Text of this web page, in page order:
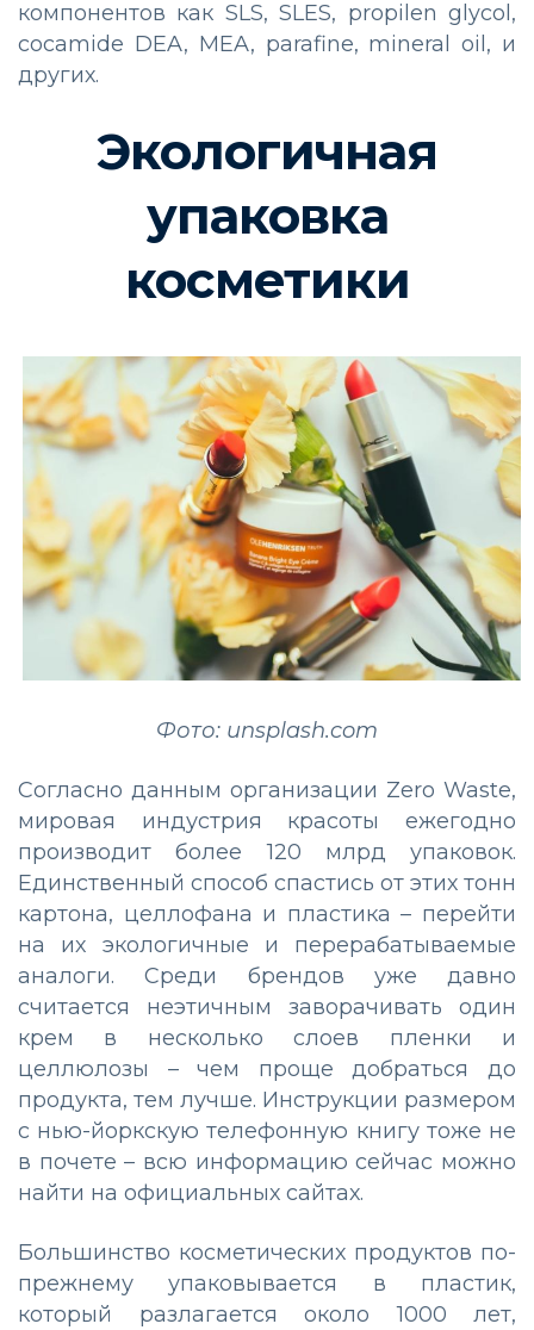
компонентов как SLS, SLES, propilen glycol,
cocamide DEA, MEA, parafine, mineral oil, и
других.
Экологичная
упаковка
косметики
Фото: unsplash.com
Согласно данным организации Zero Waste,
мировая индустрия красоты ежегодно
производит более 120 млрд упаковок.
Единственный способ спастись от этих тонн
картона, целлофана и пластика – перейти
на их экологичные и перерабатываемые
аналоги. Среди брендов уже давно
считается неэтичным заворачивать один
крем в несколько слоев пленки и
целлюлозы – чем проще добраться до
продукта, тем лучше. Инструкции размером
с нью-йоркскую телефонную книгу тоже не
в почете – всю информацию сейчас можно
найти на официальных сайтах.
Большинство косметических продуктов по-
прежнему упаковывается в пластик,
который разлагается около 1000 лет,